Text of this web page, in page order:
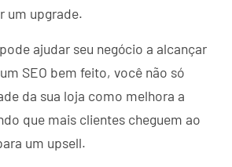
um upgrade.
ajudar seu negócio a alcançar
SEO bem feito, você não só
da sua loja como melhora a
que mais clientes cheguem ao
um upsell.